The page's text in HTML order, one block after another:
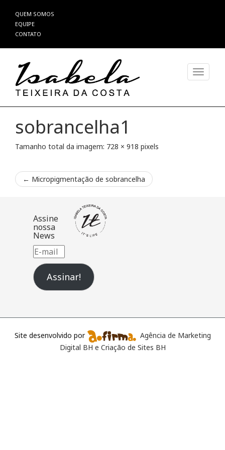
Pular
para
o
QUEM SOMOS
EQUIPE
CONTATO
sobrancelha1
Tamanho total da imagem: 728 × 918 pixels
← Micropigmentação de sobrancelha
Assine
nossa
News
E-
mail
Assinar!
Site desenvolvido por
Agência de Marketing
Digital BH e Criação de Sites BH